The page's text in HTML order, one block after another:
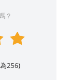
？
256)